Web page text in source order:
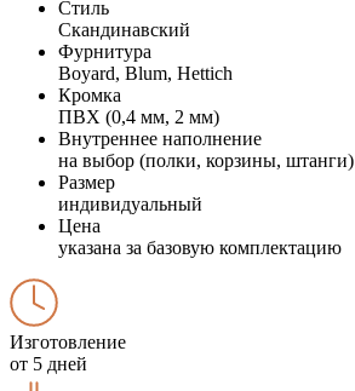
Стиль
Скандинавский
Фурнитура
Boyard, Blum, Hettich
Кромка
ПВХ (0,4 мм, 2 мм)
Внутреннее наполнение
на выбор (полки, корзины, штанги)
Размер
индивидуальный
Цена
указана за базовую комплектацию
Изготовление
от 5 дней